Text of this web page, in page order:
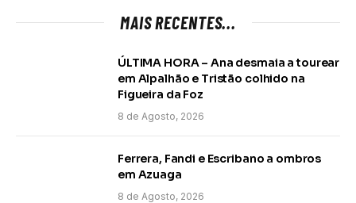
MAIS RECENTES...
ÚLTIMA HORA – Ana desmaia a tourear
em Alpalhão e Tristão colhido na
Figueira da Foz
8 de Agosto, 2026
Ferrera, Fandi e Escribano a ombros
em Azuaga
8 de Agosto, 2026